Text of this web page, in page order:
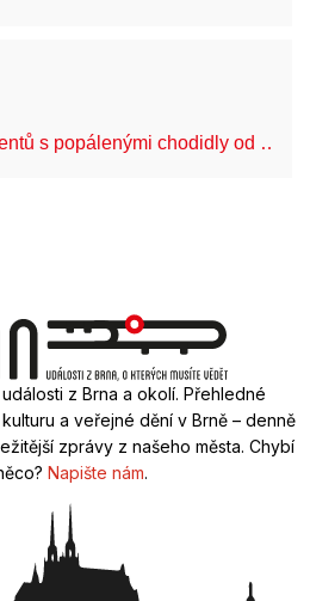
s popálenými chodidly od …
z Brna a okolí. Přehledné
a veřejné dění v Brně – denně
zprávy z našeho města. Chybí
Napište nám.